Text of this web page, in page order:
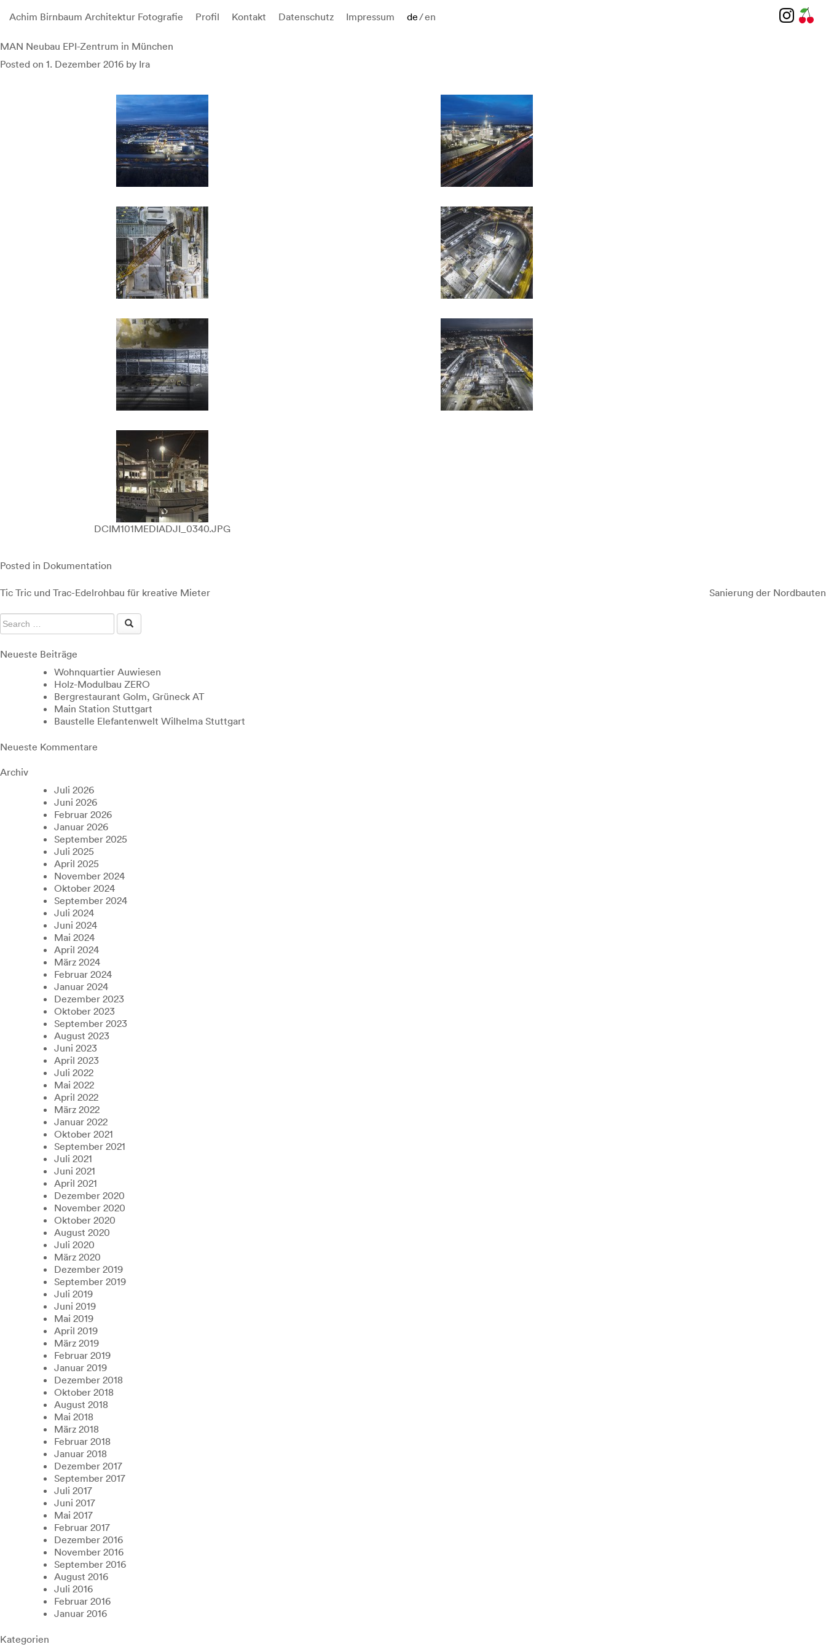
Achim Birnbaum Architektur Fotografie Profil Kontakt Datenschutz Impressum de/en
Skip
to
content
MAN Neubau EPI-Zentrum in München
Posted on 1. Dezember 2016 by Ira
DCIM101MEDIADJI_0340.JPG
Posted in Dokumentation
Beitragsnavigation
Tic Tric und Trac-Edelrohbau für kreative Mieter Sanierung der Nordbauten
Neueste Beiträge
Wohnquartier Auwiesen
Holz-Modulbau ZERO
Bergrestaurant Golm, Grüneck AT
Main Station Stuttgart
Baustelle Elefantenwelt Wilhelma Stuttgart
Neueste Kommentare
Archiv
Juli 2026
Juni 2026
Februar 2026
Januar 2026
September 2025
Juli 2025
April 2025
November 2024
Oktober 2024
September 2024
Juli 2024
Juni 2024
Mai 2024
April 2024
März 2024
Februar 2024
Januar 2024
Dezember 2023
Oktober 2023
September 2023
August 2023
Juni 2023
April 2023
Juli 2022
Mai 2022
April 2022
März 2022
Januar 2022
Oktober 2021
September 2021
Juli 2021
Juni 2021
April 2021
Dezember 2020
November 2020
Oktober 2020
August 2020
Juli 2020
März 2020
Dezember 2019
September 2019
Juli 2019
Juni 2019
Mai 2019
April 2019
März 2019
Februar 2019
Januar 2019
Dezember 2018
Oktober 2018
August 2018
Mai 2018
März 2018
Februar 2018
Januar 2018
Dezember 2017
September 2017
Juli 2017
Juni 2017
Mai 2017
Februar 2017
Dezember 2016
November 2016
September 2016
August 2016
Juli 2016
Februar 2016
Januar 2016
Kategorien